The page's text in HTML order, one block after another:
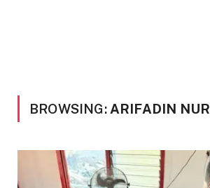
BROWSING: ARIFADIN NUR